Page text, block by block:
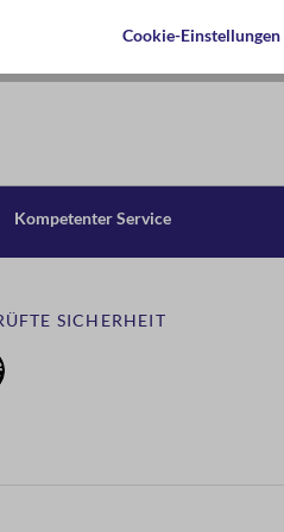
Kompetenter Service
SICHERHEIT
Cookie-Einstellungen